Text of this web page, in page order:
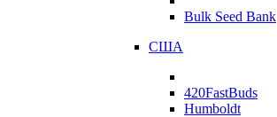
Bulk Seed Bank
США
420FastBuds
Humboldt